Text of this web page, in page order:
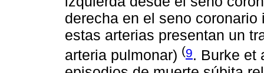
derecha en el seno
estas arterias presentan un
arteria pulmonar) (9. Burke et